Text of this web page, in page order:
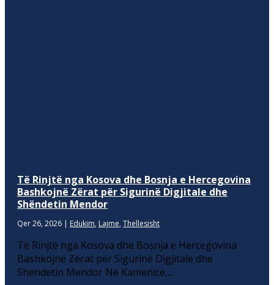
Të Rinjtë nga Kosova dhe Bosnja e Hercegovina
Bashkojnë Zërat për Sigurinë Digjitale dhe
Shëndetin Mendor
Qer 26, 2026 | Edukim, Lajme, Thellesisht
Të Rinjtë nga Kosova dhe Bosnja e Hercegovina
Bashkojnë Zërat për Sigurinë Digjitale dhe
Shëndetin Mendor Në Kamenicë,...